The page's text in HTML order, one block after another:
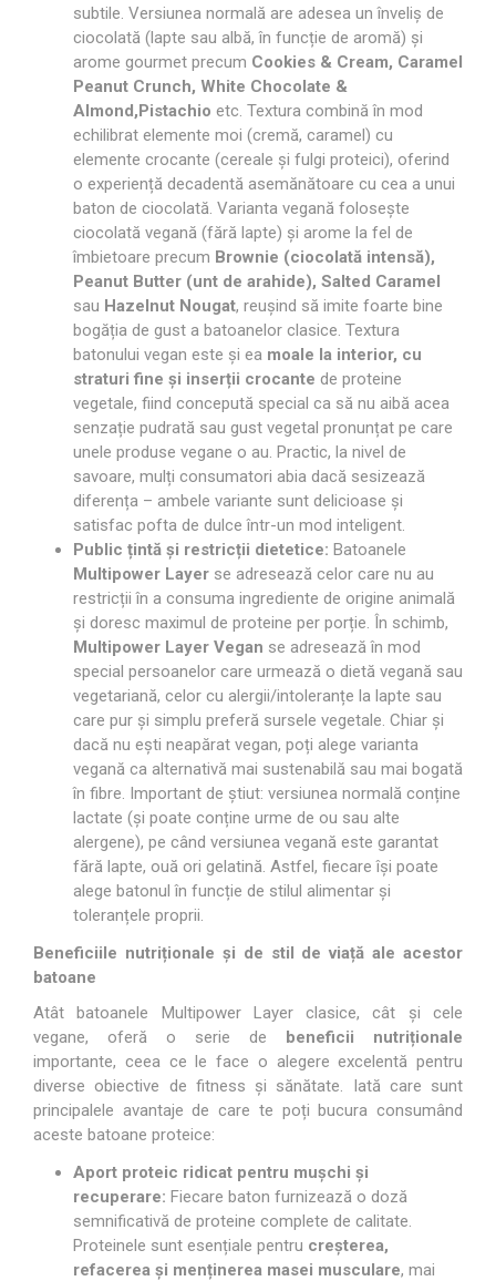
subtile. Versiunea normală are adesea un înveliș de
ciocolată (lapte sau albă, în funcție de aromă) și
arome gourmet precum Cookies & Cream, Caramel
Peanut Crunch, White Chocolate &
Almond,Pistachio etc. Textura combină în mod
echilibrat elemente moi (cremă, caramel) cu
elemente crocante (cereale și fulgi proteici), oferind
o experiență decadentă asemănătoare cu cea a unui
baton de ciocolată. Varianta vegană folosește
ciocolată vegană (fără lapte) și arome la fel de
îmbietoare precum Brownie (ciocolată intensă),
Peanut Butter (unt de arahide), Salted Caramel
sau Hazelnut Nougat, reușind să imite foarte bine
bogăția de gust a batoanelor clasice. Textura
batonului vegan este și ea moale la interior, cu
straturi fine și inserții crocante de proteine
vegetale, fiind concepută special ca să nu aibă acea
senzație pudrată sau gust vegetal pronunțat pe care
unele produse vegane o au. Practic, la nivel de
savoare, mulți consumatori abia dacă sesizează
diferența – ambele variante sunt delicioase și
satisfac pofta de dulce într-un mod inteligent.
Public țintă și restricții dietetice: Batoanele
Multipower Layer se adresează celor care nu au
restricții în a consuma ingrediente de origine animală
și doresc maximul de proteine per porție. În schimb,
Multipower Layer Vegan se adresează în mod
special persoanelor care urmează o dietă vegană sau
vegetariană, celor cu alergii/intoleranțe la lapte sau
care pur și simplu preferă sursele vegetale. Chiar și
dacă nu ești neapărat vegan, poți alege varianta
vegană ca alternativă mai sustenabilă sau mai bogată
în fibre. Important de știut: versiunea normală conține
lactate (și poate conține urme de ou sau alte
alergene), pe când versiunea vegană este garantat
fără lapte, ouă ori gelatină. Astfel, fiecare își poate
alege batonul în funcție de stilul alimentar și
toleranțele proprii.
Beneficiile nutriționale și de stil de viață ale acestor
batoane
Atât batoanele Multipower Layer clasice, cât și cele
vegane, oferă o serie de beneficii nutriționale
importante, ceea ce le face o alegere excelentă pentru
diverse obiective de fitness și sănătate. Iată care sunt
principalele avantaje de care te poți bucura consumând
aceste batoane proteice:
Aport proteic ridicat pentru mușchi și
recuperare: Fiecare baton furnizează o doză
semnificativă de proteine complete de calitate.
Proteinele sunt esențiale pentru creșterea,
refacerea și menținerea masei musculare, mai